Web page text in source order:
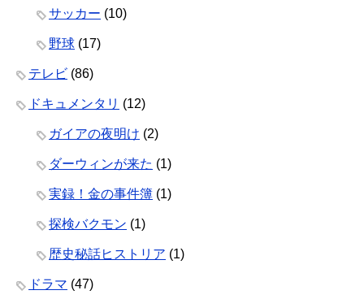
サッカー (10)
野球 (17)
テレビ (86)
ドキュメンタリ (12)
ガイアの夜明け (2)
ダーウィンが来た (1)
実録！金の事件簿 (1)
探検バクモン (1)
歴史秘話ヒストリア (1)
ドラマ (47)